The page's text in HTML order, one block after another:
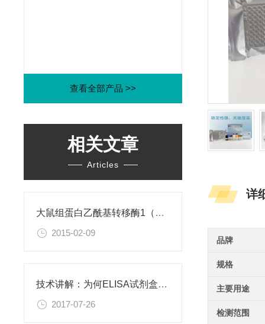
查看全部产品 >>
相关文章
Articles
大鼠组蛋白乙酰基转移酶1（HAT1）ELISA试剂盒
2015-02-09
技术讲解：为何ELISA试剂盒OD值不正常
2017-07-26
详
品牌
规格
主要用途
检测范围